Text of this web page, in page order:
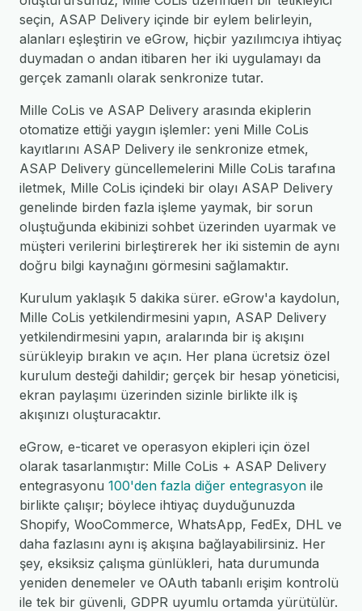
seçin, ASAP Delivery içinde bir eylem belirleyin,
alanları eşleştirin ve eGrow, hiçbir yazılımcıya ihtiyaç
duymadan o andan itibaren her iki uygulamayı da
gerçek zamanlı olarak senkronize tutar.
Mille CoLis ve ASAP Delivery arasında ekiplerin
otomatize ettiği yaygın işlemler: yeni Mille CoLis
kayıtlarını ASAP Delivery ile senkronize etmek,
ASAP Delivery güncellemelerini Mille CoLis tarafına
iletmek, Mille CoLis içindeki bir olayı ASAP Delivery
genelinde birden fazla işleme yaymak, bir sorun
oluştuğunda ekibinizi sohbet üzerinden uyarmak ve
müşteri verilerini birleştirerek her iki sistemin de aynı
doğru bilgi kaynağını görmesini sağlamaktır.
Kurulum yaklaşık 5 dakika sürer. eGrow'a kaydolun,
Mille CoLis yetkilendirmesini yapın, ASAP Delivery
yetkilendirmesini yapın, aralarında bir iş akışını
sürükleyip bırakın ve açın. Her plana ücretsiz özel
kurulum desteği dahildir; gerçek bir hesap yöneticisi,
ekran paylaşımı üzerinden sizinle birlikte ilk iş
akışınızı oluşturacaktır.
eGrow, e-ticaret ve operasyon ekipleri için özel
olarak tasarlanmıştır: Mille CoLis + ASAP Delivery
entegrasyonu 100'den fazla diğer entegrasyon ile
birlikte çalışır; böylece ihtiyaç duyduğunuzda
Shopify, WooCommerce, WhatsApp, FedEx, DHL ve
daha fazlasını aynı iş akışına bağlayabilirsiniz. Her
şey, eksiksiz çalışma günlükleri, hata durumunda
yeniden denemeler ve OAuth tabanlı erişim kontrolü
ile tek bir güvenli, GDPR uyumlu ortamda yürütülür.